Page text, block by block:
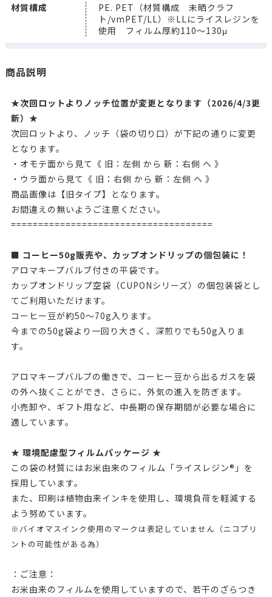
材質構成
PE. PET（材質構成 未晒クラフ
ト/vmPET/LL）※LLにライスレジンを
使用 フィルム厚約110～130μ
商品説明
★次回ロットよりノッチ位置が変更となります（2026/4/3更
新）★
次回ロットより、ノッチ（袋の切り口）が下記の通りに変更
となります。
・オモテ面から見て《 旧：左側 から 新：右側 へ 》
・ウラ面から見て《 旧：右側 から 新：左側 へ 》
商品画像は【旧タイプ】となります。
お間違えの無いようご注意ください。
=====================================
■ コーヒー50g販売や、カップオンドリップの個包装に！
アロマキープバルブ付きの平袋です。
カップオンドリップ空袋（CUPONシリーズ）の個包装袋とし
てご利用いただけます。
コーヒー豆が約50～70g入ります。
今までの50g袋より一回り大きく、深煎りでも50g入りま
す。
アロマキープバルブの働きで、コーヒー豆から出るガスを袋
の外へ抜くことができ、さらに、外気の進入を防ぎます。
小売卸や、ギフト用など、中長期の保存期間が必要な場合に
適しています。
★ 環境配慮型フィルムパッケージ ★
この袋の材質にはお米由来のフィルム「ライスレジン®」を
採用しています。
また、印刷は植物由来インキを使用し、環境負荷を軽減する
よう努めています。
※バイオマスインク使用のマークは表記していません（ニコプリ
ントの可能性がある為）
：ご注意：
お米由来のフィルムを使用していますので、若干のざらつき